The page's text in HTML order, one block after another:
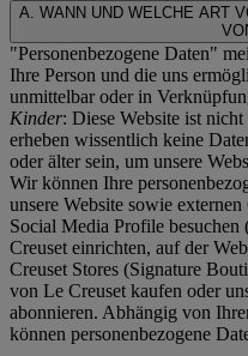
A. WANN UND WELCHE ART
"Personenbezogene Daten"
Ihre Person und die uns
unmittelbar oder in
Kinder: Diese Website ist
erheben wissentlich keine
oder älter sein, um unsere
Wir können Ihre
unsere Website sowie
Social Media Profile besuchen
Creuset einrichten, auf der
Creuset Stores (Signature
von Le Creuset kaufen oder
abonnieren. Abhängig von
können personenbezogene